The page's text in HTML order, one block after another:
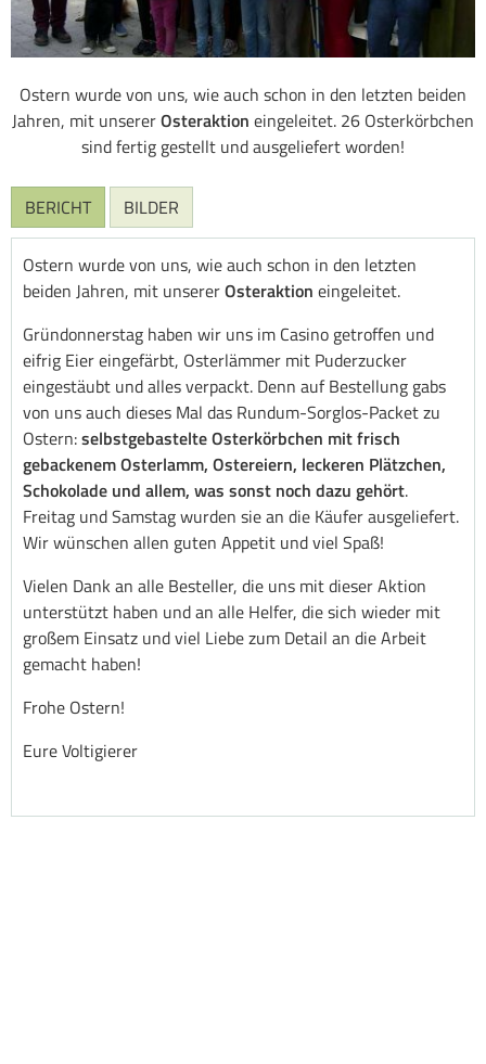
Ostern wurde von uns, wie auch schon in den letzten beiden
Jahren, mit unsererOsteraktion eingeleitet. 26 Osterkörbchen
sind fertig gestellt und ausgeliefert worden!
BERICHT BILDER
Ostern wurde von uns, wie auch schon in den letzten
beiden Jahren, mit unsererOsteraktion eingeleitet.
Gründonnerstag haben wir uns im Casino getroffen und
eifrig Eier eingefärbt, Osterlämmer mit Puderzucker
eingestäubt und alles verpackt. Denn auf Bestellung gabs
von uns auch dieses Mal das Rundum-Sorglos-Packet zu
Ostern:selbstgebastelte Osterkörbchen mit frisch
gebackenem Osterlamm, Ostereiern, leckeren Plätzchen,
Schokolade und allem, was sonst noch dazu gehört.
Freitag und Samstag wurden sie an die Käufer ausgeliefert.
Wir wünschen allen guten Appetit und viel Spaß!
Vielen Dank an alle Besteller, die uns mit dieser Aktion
unterstützt haben und an alle Helfer, die sich wieder mit
großem Einsatz und viel Liebe zum Detail an die Arbeit
gemacht haben!
Frohe Ostern!
Eure Voltigierer